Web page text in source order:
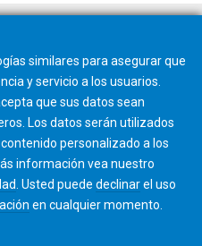
similares para asegurar que
y servicio a los usuarios.
que sus datos sean
Los datos serán utilizados
personalizado a los
información vea nuestro
. Usted puede declinarel uso
en cualquier momento.